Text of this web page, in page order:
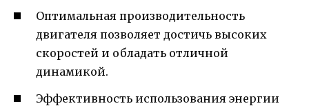
Оптимальная производительность
двигателя позволяет достичь высоких
скоростей и обладать отличной
динамикой.
Эффективность использования энергии